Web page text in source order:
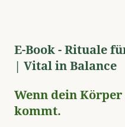
E-Book - Rituale
| Vital in Balance
Wenn dein
kommt.